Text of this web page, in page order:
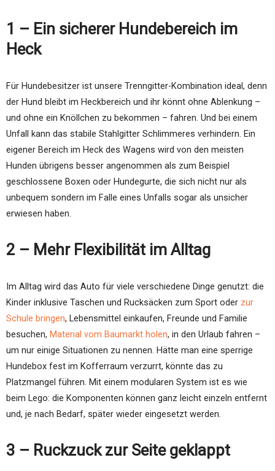
1 – Ein sicherer Hundebereich im
Heck
Für Hundebesitzer ist unsere Trenngitter-Kombination ideal, denn
der Hund bleibt im Heckbereich und ihr könnt ohne Ablenkung –
und ohne ein Knöllchen zu bekommen – fahren. Und bei einem
Unfall kann das stabile Stahlgitter Schlimmeres verhindern. Ein
eigener Bereich im Heck des Wagens wird von den meisten
Hunden übrigens besser angenommen als zum Beispiel
geschlossene Boxen oder Hundegurte, die sich nicht nur als
unbequem sondern im Falle eines Unfalls sogar als unsicher
erwiesen haben.
2 – Mehr Flexibilität im Alltag
Im Alltag wird das Auto für viele verschiedene Dinge genutzt: die
Kinder inklusive Taschen und Rucksäcken zum Sport oder zur
Schule bringen, Lebensmittel einkaufen, Freunde und Familie
besuchen, Material vom Baumarkt holen, in den Urlaub fahren –
um nur einige Situationen zu nennen. Hätte man eine sperrige
Hundebox fest im Kofferraum verzurrt, könnte das zu
Platzmangel führen. Mit einem modularen System ist es wie
beim Lego: die Komponenten können ganz leicht einzeln entfernt
und, je nach Bedarf, später wieder eingesetzt werden.
3 – Ruckzuck zur Seite geklappt